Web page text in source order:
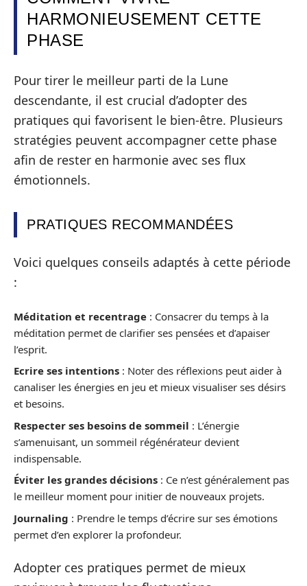
HARMONIEUSEMENT CETTE
PHASE
Pour tirer le meilleur parti de la Lune
descendante, il est crucial d’adopter des
pratiques qui favorisent le bien-être. Plusieurs
stratégies peuvent accompagner cette phase
afin de rester en harmonie avec ses flux
émotionnels.
PRATIQUES RECOMMANDÉES
Voici quelques conseils adaptés à cette période
:
Méditation et recentrage : Consacrer du temps à la
méditation permet de clarifier ses pensées et d’apaiser
l’esprit.
Ecrire ses intentions : Noter des réflexions peut aider à
canaliser les énergies en jeu et mieux visualiser ses désirs
et besoins.
Respecter ses besoins de sommeil : L’énergie
s’amenuisant, un sommeil régénérateur devient
indispensable.
Éviter les grandes décisions : Ce n’est généralement pas
le meilleur moment pour initier de nouveaux projets.
Journaling : Prendre le temps d’écrire sur ses émotions
permet d’en explorer la profondeur.
Adopter ces pratiques permet de mieux